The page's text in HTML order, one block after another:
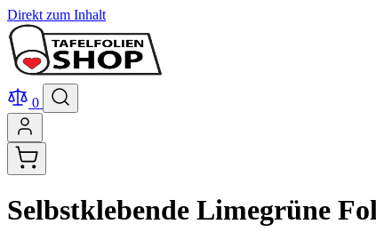
Direkt zum Inhalt
0
Selbstklebende Limegrüne